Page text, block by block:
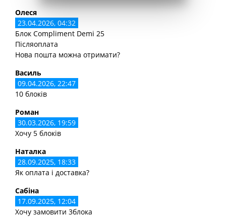
Олеся
23.04.2026, 04:32
Блок Compliment Demi 25
Післяоплата
Нова пошта можна отримати?
Василь
09.04.2026, 22:47
10 блоків
Роман
30.03.2026, 19:59
Хочу 5 блоків
Наталка
28.09.2025, 18:33
Як оплата і доставка?
Сабіна
17.09.2025, 12:04
Хочу замовити 3блока